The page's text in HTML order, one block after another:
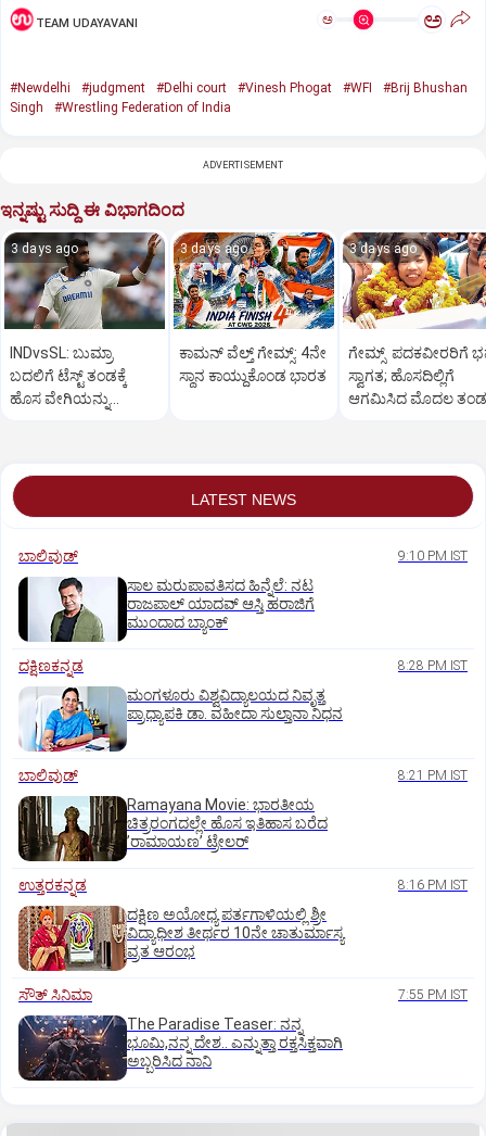
TEAM UDAYAVANI ಅ ಅ
#Newdelhi #judgment #Delhi court #Vinesh Phogat #WFI
#Brij Bhushan
Singh
#Wrestling Federation of India
ADVERTISEMENT
ಇನ್ನಷ್ಟು ಸುದ್ದಿ ಈ ವಿಭಾಗದಿಂದ
3 days ago
INDvsSL: ಬುಮ್ರಾ
ಬದಲಿಗೆ ಟೆಸ್ಟ್‌ ತಂಡಕ್ಕೆ
ಹೊಸ ವೇಗಿಯನ್ನು
3 days ago
ಕಾಮನ್ ವೆಲ್ತ್ ಗೇಮ್ಸ್: 4ನೇ
ಸ್ಥಾನ ಕಾಯ್ದುಕೊಂಡ ಭಾರತ
3 days ago
ಗೇಮ್ಸ್‌ ಪದಕವೀರರಿಗೆ
ಸ್ವಾಗತ; ಹೊಸದಿಲ್ಲಿಗೆ
ಆಗಮಿಸಿದ ಮೊದಲ ತಂಡ
LATEST NEWS
ಬಾಲಿವುಡ್‌ 9:10 PM IST
ಸಾಲ ಮರುಪಾವತಿಸದ ಹಿನ್ನೆಲೆ: ನಟ
ರಾಜಪಾಲ್ ಯಾದವ್‌ ಆಸ್ತಿ ಹರಾಜಿಗೆ
ಮುಂದಾದ ಬ್ಯಾಂಕ್
ದಕ್ಷಿಣಕನ್ನಡ 8:28 PM IST
ಮಂಗಳೂರು ವಿಶ್ವವಿದ್ಯಾಲಯದ ನಿವೃತ್ತ
ಪ್ರಾಧ್ಯಾಪಕಿ ಡಾ. ವಹೀದಾ ಸುಲ್ತಾನಾ ನಿಧನ
ಬಾಲಿವುಡ್‌ 8:21 PM IST
Ramayana Movie: ಭಾರತೀಯ
ಚಿತ್ರರಂಗದಲ್ಲೇ ಹೊಸ ಇತಿಹಾಸ ಬರೆದ
ʼರಾಮಾಯಣʼ ಟ್ರೇಲರ್
ಉತ್ತರಕನ್ನಡ 8:16 PM IST
ದಕ್ಷಿಣ ಅಯೋಧ್ಯ ಪರ್ತಗಾಳಿಯಲ್ಲಿ ಶ್ರೀ
ವಿದ್ಯಾಧೀಶ ತೀರ್ಥರ 10ನೇ ಚಾತುರ್ಮಾಸ್ಯ
ವ್ರತ ಆರಂಭ
ಸೌತ್‌ ಸಿನಿಮಾ 7:55 PM IST
The Paradise Teaser: ನನ್ನ
ಭೂಮಿ,ನನ್ನ ದೇಶ.. ಎನ್ನುತ್ತಾ ರಕ್ತಸಿಕ್ತವಾಗಿ
ಅಬ್ಬರಿಸಿದ ನಾನಿ